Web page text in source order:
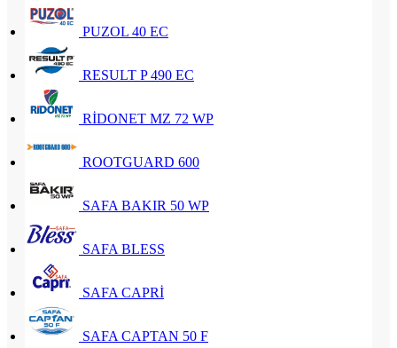
PUZOL 40 EC
RESULT P 490 EC
RİDONET MZ 72 WP
ROOTGUARD 600
SAFA BAKIR 50 WP
SAFA BLESS
SAFA CAPRİ
SAFA CAPTAN 50 F